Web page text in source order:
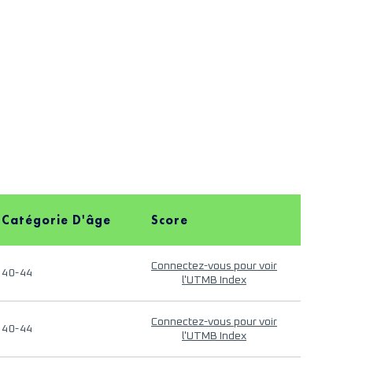
Catégorie D'âge Score
40-44
Connectez-vous pour voir
l'UTMB Index
40-44
Connectez-vous pour voir
l'UTMB Index